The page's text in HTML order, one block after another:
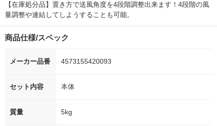
【在庫処分品】置き方で送風角度を4段階調整出来ます！4段階の風
量調整や連結してしようすることも可能。
商品仕様/スペック
メーカー品番 4573155420093
セット内容 本体
質量 5kg